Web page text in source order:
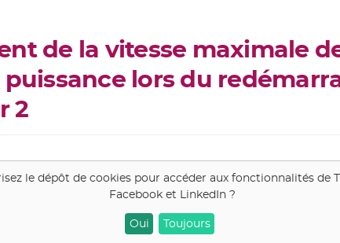
de la vitesse maximale
lors du
2
le dépôt de cookies pour accéder aux fonctionnalités de
Facebook et LinkedIn ?
Oui Toujours